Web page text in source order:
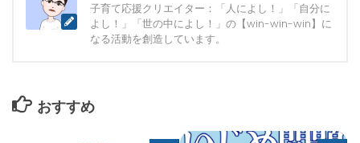
子育て応援クリエイター：「人によし！」「自分に
よし！」「世の中によし！」の【win-win-win】に
なる活動を創造しています。
おすすめ